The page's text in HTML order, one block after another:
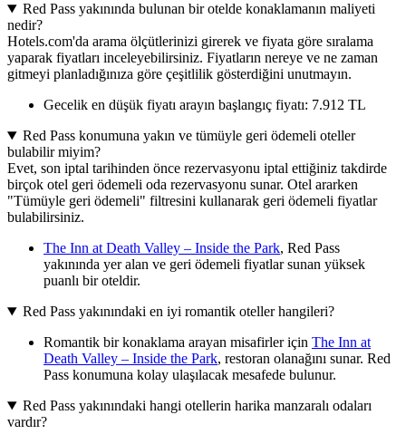
Red Pass yakınında bulunan bir otelde konaklamanın maliyeti
nedir?
Hotels.com'da arama ölçütlerinizi girerek ve fiyata göre sıralama
yaparak fiyatları inceleyebilirsiniz. Fiyatların nereye ve ne zaman
gitmeyi planladığınıza göre çeşitlilik gösterdiğini unutmayın.
Gecelik en düşük fiyatı arayın başlangıç fiyatı: 7.912 TL
Red Pass konumuna yakın ve tümüyle geri ödemeli oteller
bulabilir miyim?
Evet, son iptal tarihinden önce rezervasyonu iptal ettiğiniz takdirde
birçok otel geri ödemeli oda rezervasyonu sunar. Otel ararken
"Tümüyle geri ödemeli" filtresini kullanarak geri ödemeli fiyatlar
bulabilirsiniz.
The Inn at Death Valley – Inside the Park, Red Pass
yakınında yer alan ve geri ödemeli fiyatlar sunan yüksek
puanlı bir oteldir.
Red Pass yakınındaki en iyi romantik oteller hangileri?
Romantik bir konaklama arayan misafirler için The Inn at
Death Valley – Inside the Park, restoran olanağını sunar. Red
Pass konumuna kolay ulaşılacak mesafede bulunur.
Red Pass yakınındaki hangi otellerin harika manzaralı odaları
vardır?